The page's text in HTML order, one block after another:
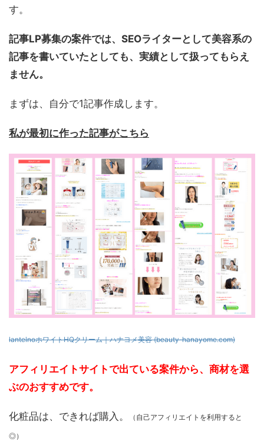
す。
記事LP募集の案件では、SEOライターとして美容系の
記事を書いていたとしても、実績として扱ってもらえ
ません。
まずは、自分で1記事作成します。
私が最初に作った記事がこちら
lantelnoホワイトHQクリーム｜ハナヨメ美容 (beauty-hanayome.com)
アフィリエイトサイトで出ている案件から、商材を選
ぶのおすすめです。
化粧品は、できれば購入。 （自己アフィリエイトを利用すると
◎）